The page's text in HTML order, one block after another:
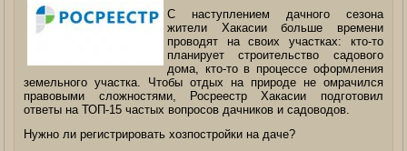
С наступлением дачного сезона
жители Хакасии больше времени
проводят на своих участках: кто-то
планирует строительство садового
дома, кто-то в процессе оформления
земельного участка. Чтобы отдых на природе не омрачился
правовыми сложностями, Росреестр Хакасии подготовил
ответы на ТОП-15 частых вопросов дачников и садоводов.
Нужно ли регистрировать хозпостройки на даче?